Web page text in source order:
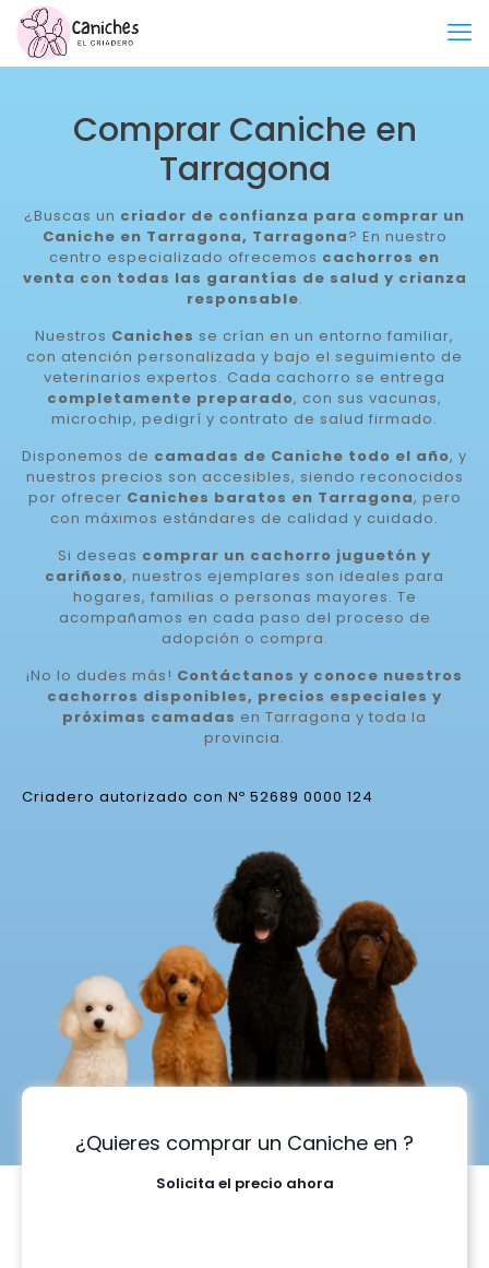
Comprar Caniche en
Tarragona
¿Buscas un criador de confianza para comprar un
Caniche en Tarragona, Tarragona? En nuestro
centro especializado ofrecemos cachorros en
venta con todas las garantías de salud y crianza
responsable.
Nuestros Caniches se crían en un entorno familiar,
con atención personalizada y bajo el seguimiento de
veterinarios expertos. Cada cachorro se entrega
completamente preparado, con sus vacunas,
microchip, pedigrí y contrato de salud firmado.
Disponemos de camadas de Caniche todo el año, y
nuestros precios son accesibles, siendo reconocidos
por ofrecer Caniches baratos en Tarragona, pero
con máximos estándares de calidad y cuidado.
Si deseas comprar un cachorro juguetón y
cariñoso, nuestros ejemplares son ideales para
hogares, familias o personas mayores. Te
acompañamos en cada paso del proceso de
adopción o compra.
¡No lo dudes más! Contáctanos y conoce nuestros
cachorros disponibles, precios especiales y
próximas camadas en Tarragona y toda la
provincia.
Criadero autorizado con Nº 52689 0000 124
¿Quieres comprar un Caniche en ?
Solicita el precio ahora